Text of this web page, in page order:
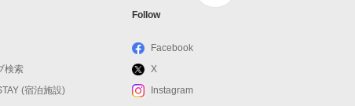
検索
(宿泊施設)
Follow
Facebook
X
Instagram